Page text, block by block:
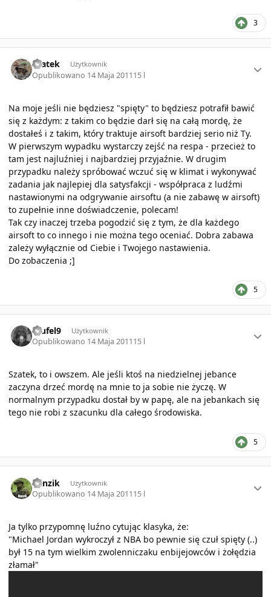
3
Szatek Użytkownik
Opublikowano 14 Maja 201115 l
Na moje jeśli nie będziesz "spięty" to będziesz potrafił bawić
się z każdym: z takim co będzie darł się na całą mordę, że
dostałeś i z takim, który traktuje airsoft bardziej serio niż Ty.
W pierwszym wypadku wystarczy zejść na respa - przecież to
tam jest najluźniej i najbardziej przyjaźnie. W drugim
przypadku należy spróbować wczuć się w klimat i wykonywać
zadania jak najlepiej dla satysfakcji - współpraca z ludźmi
nastawionymi na odgrywanie airsoftu (a nie zabawę w airsoft)
to zupełnie inne doświadczenie, polecam!
Tak czy inaczej trzeba pogodzić się z tym, że dla każdego
airsoft to co innego i nie można tego oceniać. Dobra zabawa
zależy wyłącznie od Ciebie i Twojego nastawienia.
Do zobaczenia ;]
5
teufel9 Użytkownik
Opublikowano 14 Maja 201115 l
Szatek, to i owszem. Ale jeśli ktoś na niedzielnej jebance
zaczyna drzeć mordę na mnie to ja sobie nie życzę. W
normalnym przypadku dostał by w papę, ale na jebankach się
tego nie robi z szacunku dla całego środowiska.
5
hanzik Użytkownik
Opublikowano 14 Maja 201115 l
Ja tylko przypomnę luźno cytując klasyka, że:
"Michael Jordan wykroczył z NBA bo pewnie się czuł spięty (..)
był 15 na tym wielkim zwolenniczaku enbijejowców i żołędzia
złamał"